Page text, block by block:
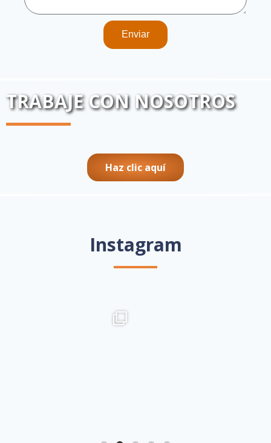
Enviar
TRABAJE CON NOSOTROS
Haz clic aquí
Instagram